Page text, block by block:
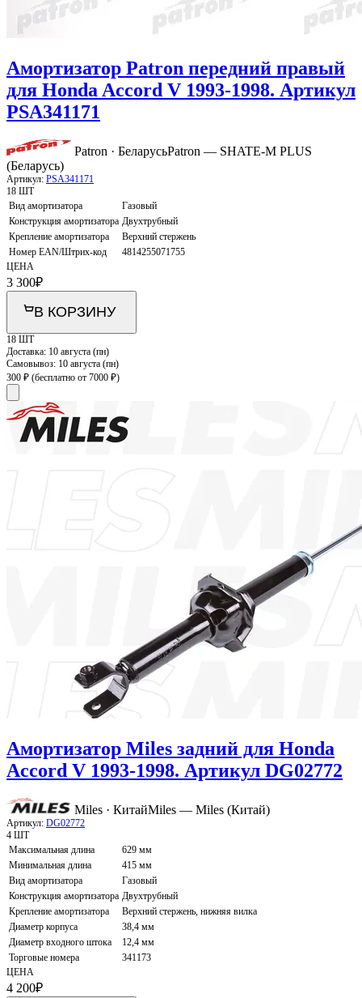
Амортизатор Patron передний правый
для Honda Accord V 1993-1998. Артикул
PSA341171
Patron · БеларусьPatron — SHATE-M PLUS
(Беларусь)
Артикул: PSA341171
18 ШТ
Вид амортизатора
Газовый
Конструкция амортизатора Двухтрубный
Крепление амортизатора
Верхний стержень
Номер EAN/Штрих-код
4814255071755
ЦЕНА
3 300₽
В КОРЗИНУ
18 ШТ
Доставка: 10 августа (пн)
Самовывоз: 10 августа (пн)
300 ₽ (бесплатно от 7000 ₽)
Амортизатор Miles задний для Honda
Accord V 1993-1998. Артикул DG02772
Miles · КитайMiles — Miles (Китай)
Артикул: DG02772
4 ШТ
Максимальная длина
629 мм
Минимальная длина
415 мм
Вид амортизатора
Газовый
Конструкция амортизатора Двухтрубный
Крепление амортизатора
Верхний стержень, нижняя вилка
Диаметр корпуса
38,4 мм
Диаметр входного штока
12,4 мм
Торговые номера
341173
ЦЕНА
4 200₽